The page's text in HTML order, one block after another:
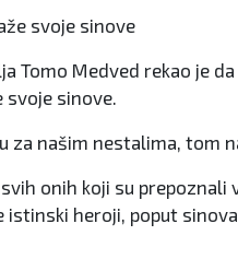
svoje sinove
Medved rekao je
svoje sinove.
za našim nestalima,
onih koji su
istinski heroji, poput